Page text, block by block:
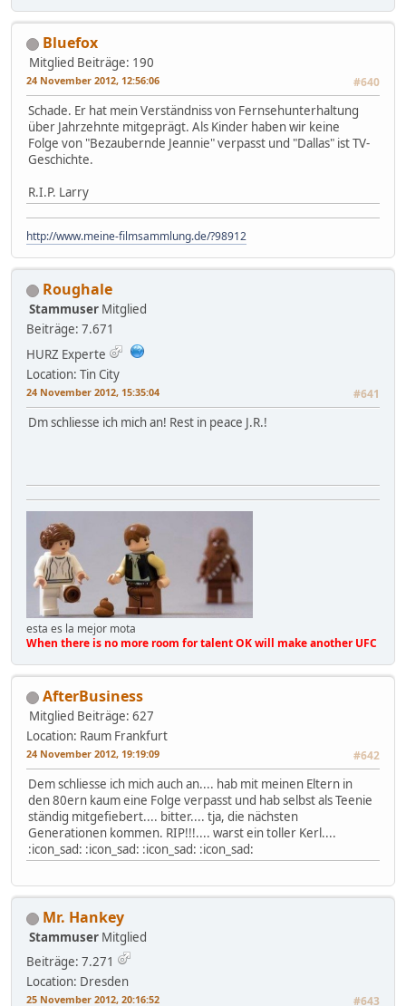
Bluefox
Mitglied Beiträge: 190
24 November 2012, 12:56:06 #640
Schade. Er hat mein Verständniss von Fernsehunterhaltung
über Jahrzehnte mitgeprägt. Als Kinder haben wir keine
Folge von "Bezaubernde Jeannie" verpasst und "Dallas" ist TV-
Geschichte.
R.I.P. Larry
http://www.meine-filmsammlung.de/?98912
Roughale
Stammuser Mitglied
Beiträge: 7.671
HURZ Experte
Location: Tin City
24 November 2012, 15:35:04 #641
Dm schliesse ich mich an! Rest in peace J.R.!
esta es la mejor mota
When there is no more room for talent OK will make another UFC
AfterBusiness
Mitglied Beiträge: 627
Location: Raum Frankfurt
24 November 2012, 19:19:09 #642
Dem schliesse ich mich auch an.... hab mit meinen Eltern in
den 80ern kaum eine Folge verpasst und hab selbst als Teenie
ständig mitgefiebert.... bitter.... tja, die nächsten
Generationen kommen. RIP!!!.... warst ein toller Kerl....
:icon_sad: :icon_sad: :icon_sad: :icon_sad:
Mr. Hankey
Stammuser Mitglied
Beiträge: 7.271
Location: Dresden
25 November 2012, 20:16:52 #643